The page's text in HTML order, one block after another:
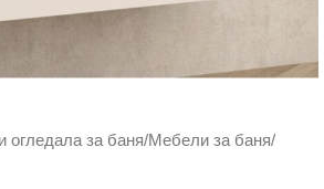
огледала за баня Мебели за баня